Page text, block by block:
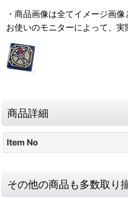
・商品画像は全てイメージ画像
お使いのモニターによって、実
商品詳細
Item No
その他の商品も多数取り